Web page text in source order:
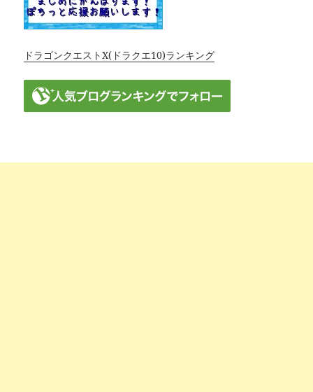
ドラゴンクエストX(ドラクエ10)ランキング